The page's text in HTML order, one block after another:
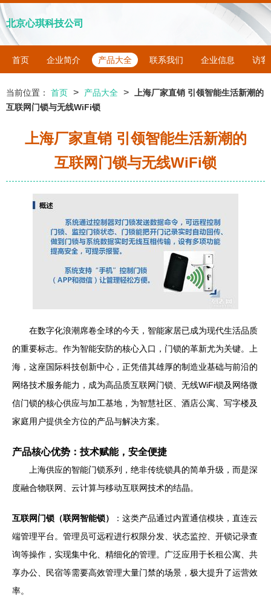
北京心琪科技公司
首页 企业简介 产品大全 联系我们 企业信息 访客
当前位置： 首页 > 产品大全 >
上海厂家直销 引领智能生活新潮的
互联网门锁与无线WiFi锁
上海厂家直销 引领智能生活新潮的
互联网门锁与无线WiFi锁
在数字化浪潮席卷全球的今天，智能家居已成为现代生活品质
的重要标志。作为智能安防的核心入口，门锁的革新尤为关键。上
海，这座国际科技创新中心，正凭借其雄厚的制造业基础与前沿的
网络技术服务能力，成为高品质互联网门锁、无线WiFi锁及网络微
信门锁的核心供应与加工基地，为智慧社区、酒店公寓、写字楼及
家庭用户提供全方位的产品与解决方案。
产品核心优势：技术赋能，安全便捷
上海供应的智能门锁系列，绝非传统锁具的简单升级，而是深
度融合物联网、云计算与移动互联网技术的结晶。
互联网门锁（联网智能锁）
：这类产品通过内置通信模块，直连云
端管理平台。管理员可远程进行权限分发、状态监控、开锁记录查
询等操作，实现集中化、精细化的管理。广泛应用于长租公寓、共
享办公、民宿等需要高效管理大量门禁的场景，极大提升了运营效
率。